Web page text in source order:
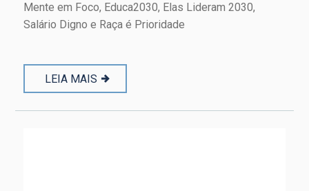
Mente em Foco, Educa2030, Elas Lideram 2030,
Salário Digno e Raça é Prioridade
LEIA MAIS